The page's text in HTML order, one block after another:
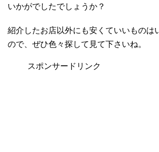
いかがでしたでしょうか？
紹介したお店以外にも安くていいものは
ので、ぜひ色々探して見て下さいね。
スポンサードリンク